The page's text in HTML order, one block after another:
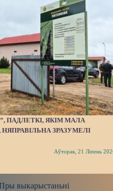
ПАДЛЕТКІ, ЯКІМ МАЛА
ЗРАЗУМЕЛІ
Аўторак, 21 Ліпень
выкарыстаньні